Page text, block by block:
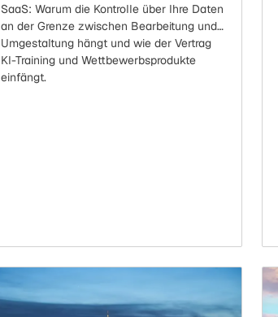
SaaS: Warum die Kontrolle über Ihre Daten
an der Grenze zwischen Bearbeitung und
Umgestaltung hängt und wie der Vertrag
KI-Training und Wettbewerbsprodukte
einfängt.